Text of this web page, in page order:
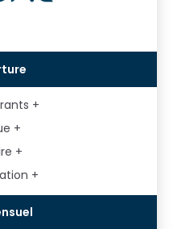
+
+
+
+